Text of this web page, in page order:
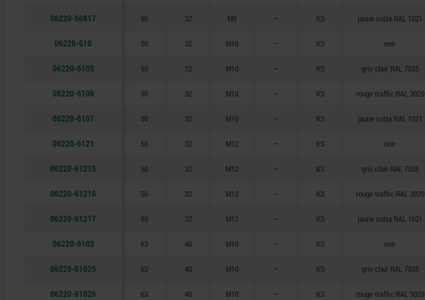
06220-60817 50 32 M8 — KS jaune colza RAL 1021
06220-610 50 32 M10 — KS noir
06220-6105 50 32 M10 — KS gris clair RAL 7035
06220-6106 50 32 M10 — KS rouge traffic RAL 3020
06220-6107 50 32 M10 — KS jaune colza RAL 1021
06220-6121 50 32 M12 — KS noir
06220-61215 50 32 M12 — KS gris clair RAL 7035
06220-61216 50 32 M12 — KS rouge traffic RAL 3020
06220-61217 50 32 M12 — KS jaune colza RAL 1021
06220-6102 63 40 M10 — KS noir
06220-61025 63 40 M10 — KS gris clair RAL 7035
06220-61026 63 40 M10 — KS rouge traffic RAL 3020